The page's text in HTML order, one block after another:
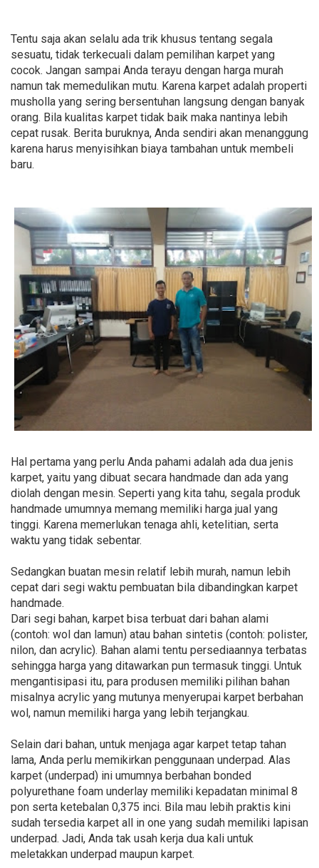
Tentu saja akan selalu ada trik khusus tentang segala
sesuatu, tidak terkecuali dalam pemilihan karpet yang
cocok. Jangan sampai Anda terayu dengan harga murah
namun tak memedulikan mutu. Karena karpet adalah properti
musholla yang sering bersentuhan langsung dengan banyak
orang. Bila kualitas karpet tidak baik maka nantinya lebih
cepat rusak. Berita buruknya, Anda sendiri akan menanggung
karena harus menyisihkan biaya tambahan untuk membeli
baru.
Hal pertama yang perlu Anda pahami adalah ada dua jenis
karpet, yaitu yang dibuat secara handmade dan ada yang
diolah dengan mesin. Seperti yang kita tahu, segala produk
handmade umumnya memang memiliki harga jual yang
tinggi. Karena memerlukan tenaga ahli, ketelitian, serta
waktu yang tidak sebentar.
Sedangkan buatan mesin relatif lebih murah, namun lebih
cepat dari segi waktu pembuatan bila dibandingkan karpet
handmade.
Dari segi bahan, karpet bisa terbuat dari bahan alami
(contoh: wol dan lamun) atau bahan sintetis (contoh: polister,
nilon, dan acrylic). Bahan alami tentu persediaannya terbatas
sehingga harga yang ditawarkan pun termasuk tinggi. Untuk
mengantisipasi itu, para produsen memiliki pilihan bahan
misalnya acrylic yang mutunya menyerupai karpet berbahan
wol, namun memiliki harga yang lebih terjangkau.
Selain dari bahan, untuk menjaga agar karpet tetap tahan
lama, Anda perlu memikirkan penggunaan underpad. Alas
karpet (underpad) ini umumnya berbahan bonded
polyurethane foam underlay memiliki kepadatan minimal 8
pon serta ketebalan 0,375 inci. Bila mau lebih praktis kini
sudah tersedia karpet all in one yang sudah memiliki lapisan
underpad. Jadi, Anda tak usah kerja dua kali untuk
meletakkan underpad maupun karpet.